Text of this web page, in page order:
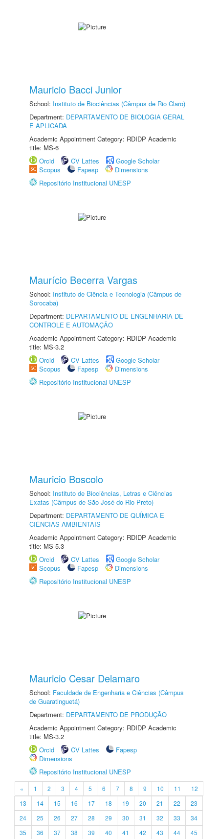
Mauricio Bacci Junior
School: Instituto de Biociências (Câmpus de Rio Claro)
Department: DEPARTAMENTO DE BIOLOGIA GERAL
E APLICADA
Academic Appointment Category: RDIDP Academic
title: MS-6
Orcid
CV Lattes
Google Scholar
Scopus
Fapesp
Dimensions
Repositório Institucional UNESP
Maurício Becerra Vargas
School: Instituto de Ciência e Tecnologia (Câmpus de
Sorocaba)
Department: DEPARTAMENTO DE ENGENHARIA DE
CONTROLE E AUTOMAÇÃO
Academic Appointment Category: RDIDP Academic
title: MS-3.2
Orcid
CV Lattes
Google Scholar
Scopus
Fapesp
Dimensions
Repositório Institucional UNESP
Mauricio Boscolo
School: Instituto de Biociências, Letras e Ciências
Exatas (Câmpus de São José do Rio Preto)
Department: DEPARTAMENTO DE QUÍMICA E
CIÊNCIAS AMBIENTAIS
Academic Appointment Category: RDIDP Academic
title: MS-5.3
Orcid
CV Lattes
Google Scholar
Scopus
Fapesp
Dimensions
Repositório Institucional UNESP
Mauricio Cesar Delamaro
School: Faculdade de Engenharia e Ciências (Câmpus
de Guaratinguetá)
Department: DEPARTAMENTO DE PRODUÇÃO
Academic Appointment Category: RDIDP Academic
title: MS-3.2
Orcid
CV Lattes
Fapesp
Dimensions
Repositório Institucional UNESP
« 1 2 3 4 5 6 7 8 9 10 11
12
13
14 15 16 17 18 19 20 21 22
23
24
25 26 27 28 29 30 31 32 33
34
35
36 37 38 39 40 41 42 43 44
45